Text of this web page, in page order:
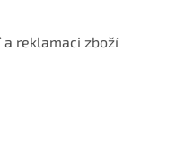
a reklamaci zboží